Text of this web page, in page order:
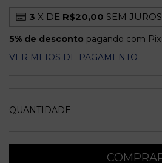
3 X DE R$20,00 SEM JUROS
5% de desconto pagando com Pix
VER MEIOS DE PAGAMENTO
QUANTIDADE